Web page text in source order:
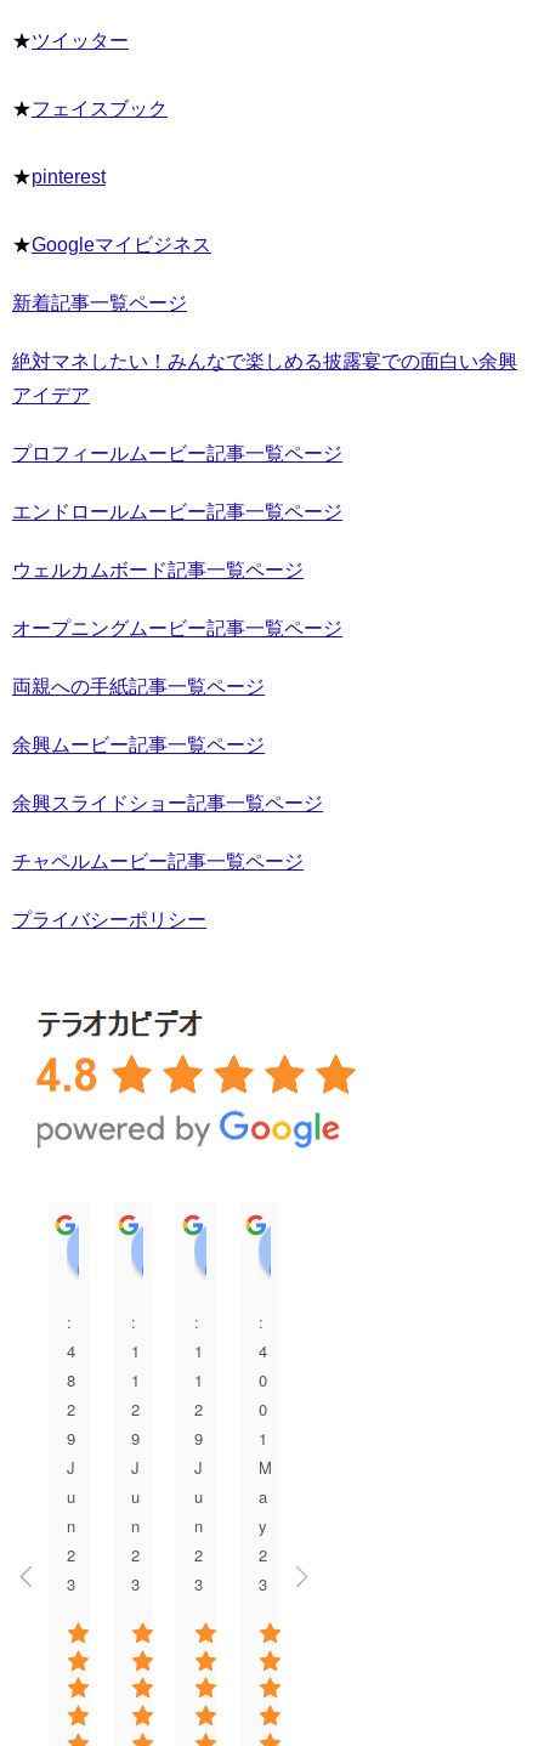
★ツイッター
★フェイスブック
★pinterest
★Googleマイビジネス
新着記事一覧ページ
絶対マネしたい！みんなで楽しめる披露宴での面白い余興
アイデア
プロフィールムービー記事一覧ページ
エンドロールムービー記事一覧ページ
ウェルカムボード記事一覧ページ
オープニングムービー記事一覧ページ
両親への手紙記事一覧ページ
余興ムービー記事一覧ページ
余興スライドショー記事一覧ページ
チャペルムービー記事一覧ページ
プライバシーポリシー
A. I
3 years ago
親族の結婚式の余興ム
ービーをお願いしまし
た。他社と比べてお値
段も良心的で、依頼し
てから完成までの期間
も短く、クオリティも
ばっちりでした。何度
かメールでやり取りを
させていただきました
した。テラオカビデオ
さんにお願いして本当
に良かったです。あり
がとうございました。
2015 All Rights Reserved.
プライバシーポリシー